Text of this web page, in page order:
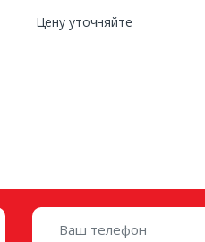
Цену уточняйте